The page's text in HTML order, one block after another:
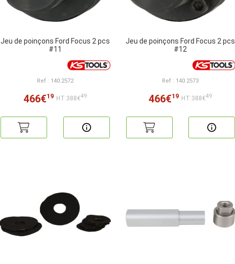
Jeu de poinçons Ford Focus 2 pcs
#11
Ref : 140.2572
466€19 HT:388€49
Jeu de poinçons Ford Focus 2 pcs
#12
Ref : 140.2573
466€19 HT:388€49